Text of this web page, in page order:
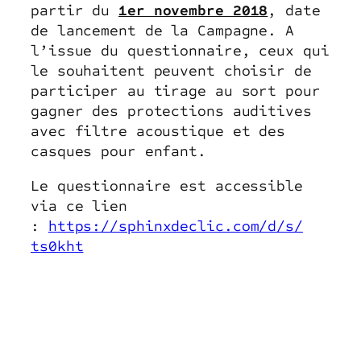
partir du 1er novembre 2018 , date
de lancement de la Campagne. A
l’issue du questionnaire, ceux qui
le souhaitent peuvent choisir de
participer au tirage au sort pour
gagner des protections auditives
avec filtre acoustique et des
casques pour enfant.
Le questionnaire est accessible
via ce lien
: https://sphinxdeclic.com/d/s/
ts0kht